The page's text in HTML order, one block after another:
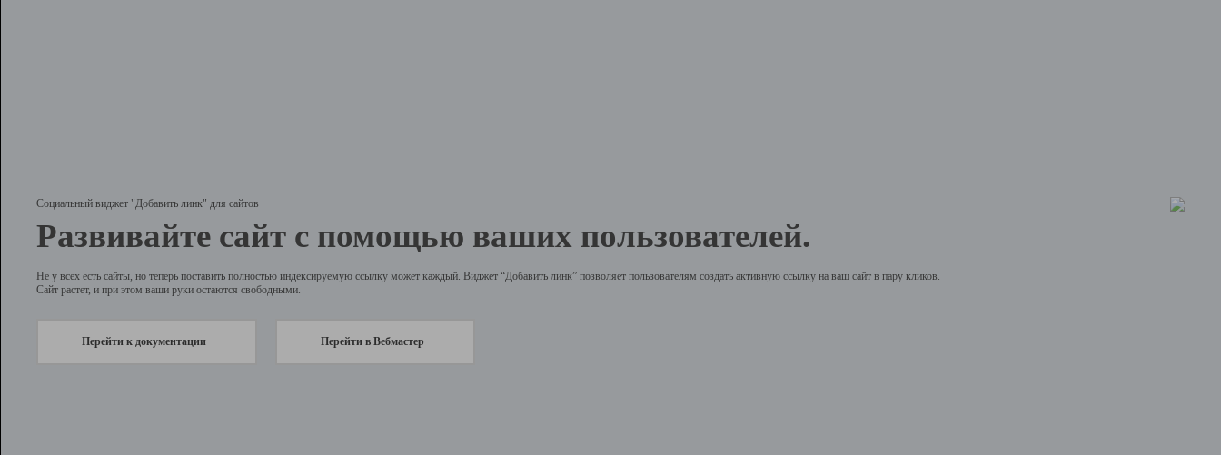
Социальный виджет "Добавить линк" для сайтов
Развивайте сайт с помощью ваших пользователей.
Не у всех есть сайты, но теперь поставить полностью индексируемую ссылку может каждый. Виджет “Добавить линк” позволяет пользователям создать активную ссылку на ваш сайт в пару кликов.
Сайт растет, и при этом ваши руки остаются свободными.
Перейти к документации Перейти в Вебмастер